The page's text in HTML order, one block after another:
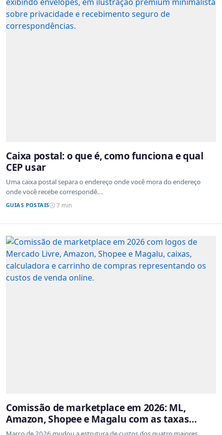
Caixa postal: o que é, como funciona e qual
CEP usar
Uma caixa postal separa o endereço onde você mora do endereço
onde você recebe correspondê...
GUIAS POSTAIS 7 min
Comissão de marketplace em 2026: ML,
Amazon, Shopee e Magalu com as taxas
atualizadas